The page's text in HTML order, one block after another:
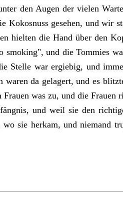
den Augen der vielen
Kokosnuss gesehen, und wir
hielten die Hand über den
smoking", und die Tommies
Stelle war ergiebig, und
waren da gelagert, und es
was zu, und die
und weil sie den
sie herkam, und niemand